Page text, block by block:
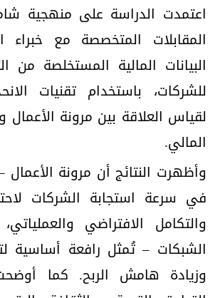
اعتمدت الدراسة على منهجية
المقابلات المتخصصة مع خبراء
البيانات المالية المستخلصة من
للشركات، باستخدام تقنيات
لقياس العلاقة بين مرونة الأعمال
المالي.
وأظهرت النتائج أن مرونة
في سرعة استجابة الشركات
والتكامل الافتراضي
الشبكات – تُمثل رافعة أساسية
وزيادة هامش الربح. كما